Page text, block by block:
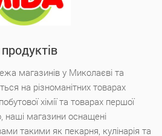
магазинів у Миколаєві та
на різноманітних товарах
хімії та товарах першої
наші магазини оснащені
такими як пекарня, кулінарія та